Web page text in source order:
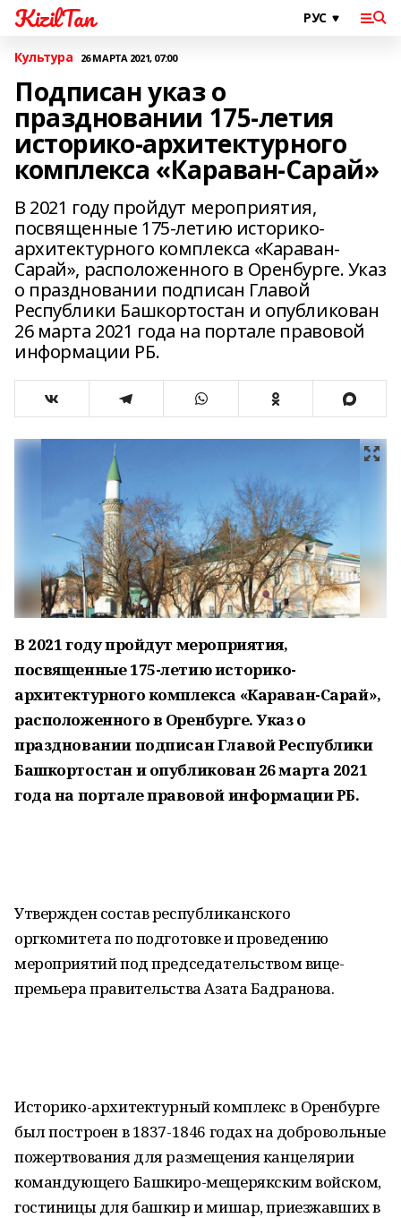
KizilTan
Культура 26 МАРТА 2021, 07:00
Подписан указ о
праздновании 175-летия
историко-архитектурного
комплекса «Караван-Сарай»
В 2021 году пройдут мероприятия,
посвященные 175-летию историко-
архитектурного комплекса «Караван-
Сарай», расположенного в Оренбурге. Указ
о праздновании подписан Главой
Республики Башкортостан и опубликован
26 марта 2021 года на портале правовой
информации РБ.
В 2021 году пройдут мероприятия,
посвященные 175-летию историко-
архитектурного комплекса «Караван-Сарай»,
расположенного в Оренбурге. Указ о
праздновании подписан Главой Республики
Башкортостан и опубликован 26 марта 2021
года на портале правовой информации РБ.
Утвержден состав республиканского
оргкомитета по подготовке и проведению
мероприятий под председательством вице-
премьера правительства Азата Бадранова.
Историко-архитектурный комплекс в Оренбурге
был построен в 1837-1846 годах на добровольные
пожертвования для размещения канцелярии
командующего Башкиро-мещерякским войском,
гостиницы для башкир и мишар, приезжавших в